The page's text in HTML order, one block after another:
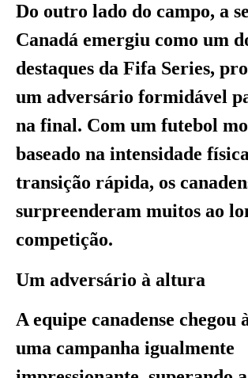
Do outro lado do campo, a
Canadá emergiu como um
destaques da Fifa Series,
um adversário formidável
na final. Com um futebol
baseado na intensidade
transição rápida, os
surpreenderam muitos ao
competição.
Um adversário à altura
A equipe canadense chegou
uma campanha igualmente